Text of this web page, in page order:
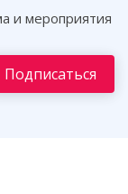
и мероприятия